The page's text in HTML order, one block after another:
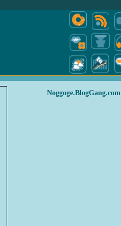
Noggoge.BlogGang.com